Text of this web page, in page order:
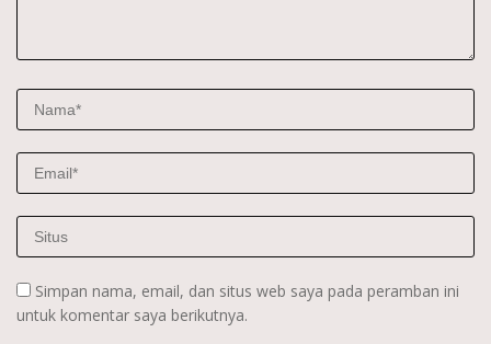
Simpan nama, email, dan situs web saya pada peramban ini
untuk komentar saya berikutnya.